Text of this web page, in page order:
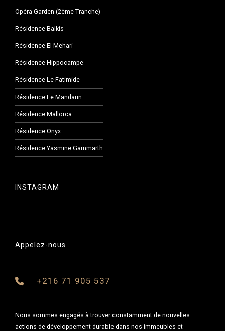
Opéra Garden (2ème Tranche)
Résidence Balkis
Résidence El Mehari
Résidence Hippocampe
Résidence Le Fatimide
Résidence Le Mandarin
Résidence Mallorca
Résidence Onyx
Résidence Yasmine Gammarth
INSTAGRAM
Appelez-nous
+216 71 905 537
Nous sommes engagés à trouver constamment de nouvelles
actions de développement durable dans nos immeubles et